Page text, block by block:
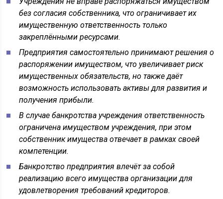
без согласия собственника, что ограничивает их
имущественную ответственность только
закреплёнными ресурсами.
Предприятия самостоятельно принимают решения о
распоряжении имуществом, что увеличивает риск
имущественных обязательств, но также даёт
возможность использовать активы для развития и
получения прибыли.
В случае банкротства учреждения ответственность
ограничена имуществом учреждения, при этом
собственник имущества отвечает в рамках своей
компетенции.
Банкротство предприятия влечёт за собой
реализацию всего имущества организации для
удовлетворения требований кредиторов.